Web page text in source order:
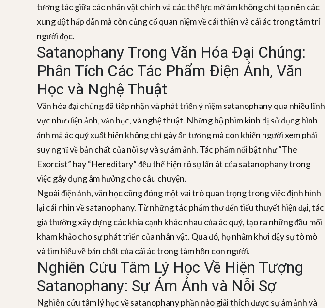
tương tác giữa các nhân vật chính và các thế lực mờ ám không chỉ tạo nên các
xung đột hấp dẫn mà còn củng cố quan niệm về cái thiện và cái ác trong tâm trí
người đọc.
Satanophany Trong Văn Hóa Đại Chúng:
Phân Tích Các Tác Phẩm Điện Ảnh, Văn
Học và Nghệ Thuật
Văn hóa đại chúng đã tiếp nhận và phát triển ý niệm satanophany qua nhiều lĩnh
vực như điện ảnh, văn học, và nghệ thuật. Những bộ phim kinh dị sử dụng hình
ảnh mà ác quỷ xuất hiện không chỉ gây ấn tượng mà còn khiến người xem phải
suy nghĩ về bản chất của nỗi sợ và sự ám ảnh. Tác phẩm nổi bật như “The
Exorcist” hay “Hereditary” đều thể hiện rõ sự lấn át của satanophany trong
việc gây dựng âm hưởng cho câu chuyện.
Ngoài điện ảnh, văn học cũng đóng một vai trò quan trọng trong việc định hình
lại cái nhìn về satanophany. Từ những tác phẩm thơ đến tiểu thuyết hiện đại, tác
giả thường xây dựng các khía cạnh khác nhau của ác quỷ, tạo ra những đầu mối
kham khảo cho sự phát triển của nhân vật. Qua đó, họ nhằm khơi dậy sự tò mò
và tìm hiểu về bản chất của cái ác trong tâm hồn con người.
Nghiên Cứu Tâm Lý Học Về Hiện Tượng
Satanophany: Sự Ám Ảnh và Nỗi Sợ
Nghiên cứu tâm lý học về satanophany phần nào giải thích được sự ám ảnh và